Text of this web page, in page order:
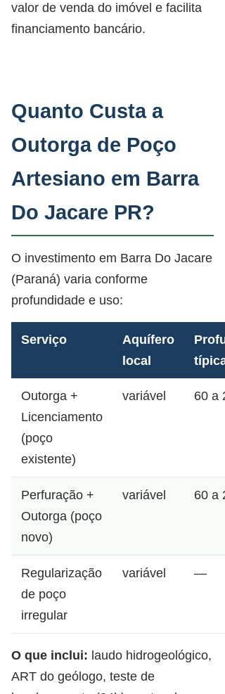
valor de venda do imóvel e facilita
financiamento bancário.
Quanto Custa a
Outorga de Poço
Artesiano em Barra
Do Jacare PR?
O investimento em Barra Do Jacare
(Paraná) varia conforme
profundidade e uso:
Serviço
Aquífero
local
típica
Outorga +
Licenciamento
(poço
existente)
variável 60 a
Perfuração +
Outorga (poço
novo)
variável 60 a
Regularização
de poço
irregular
variável —
O que inclui: laudo hidrogeológico,
ART do geólogo, teste de